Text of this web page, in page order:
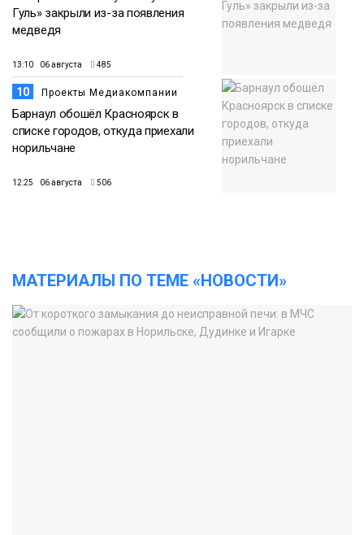
Гуль» закрыли из-за появления
медведя
13:10 06 августа 485
10 Проекты Медиакомпании
Барнаул обошёл Красноярск в
списке городов, откуда приехали
норильчане
12:25 06 августа 506
МАТЕРИАЛЫ ПО ТЕМЕ «НОВОСТИ»